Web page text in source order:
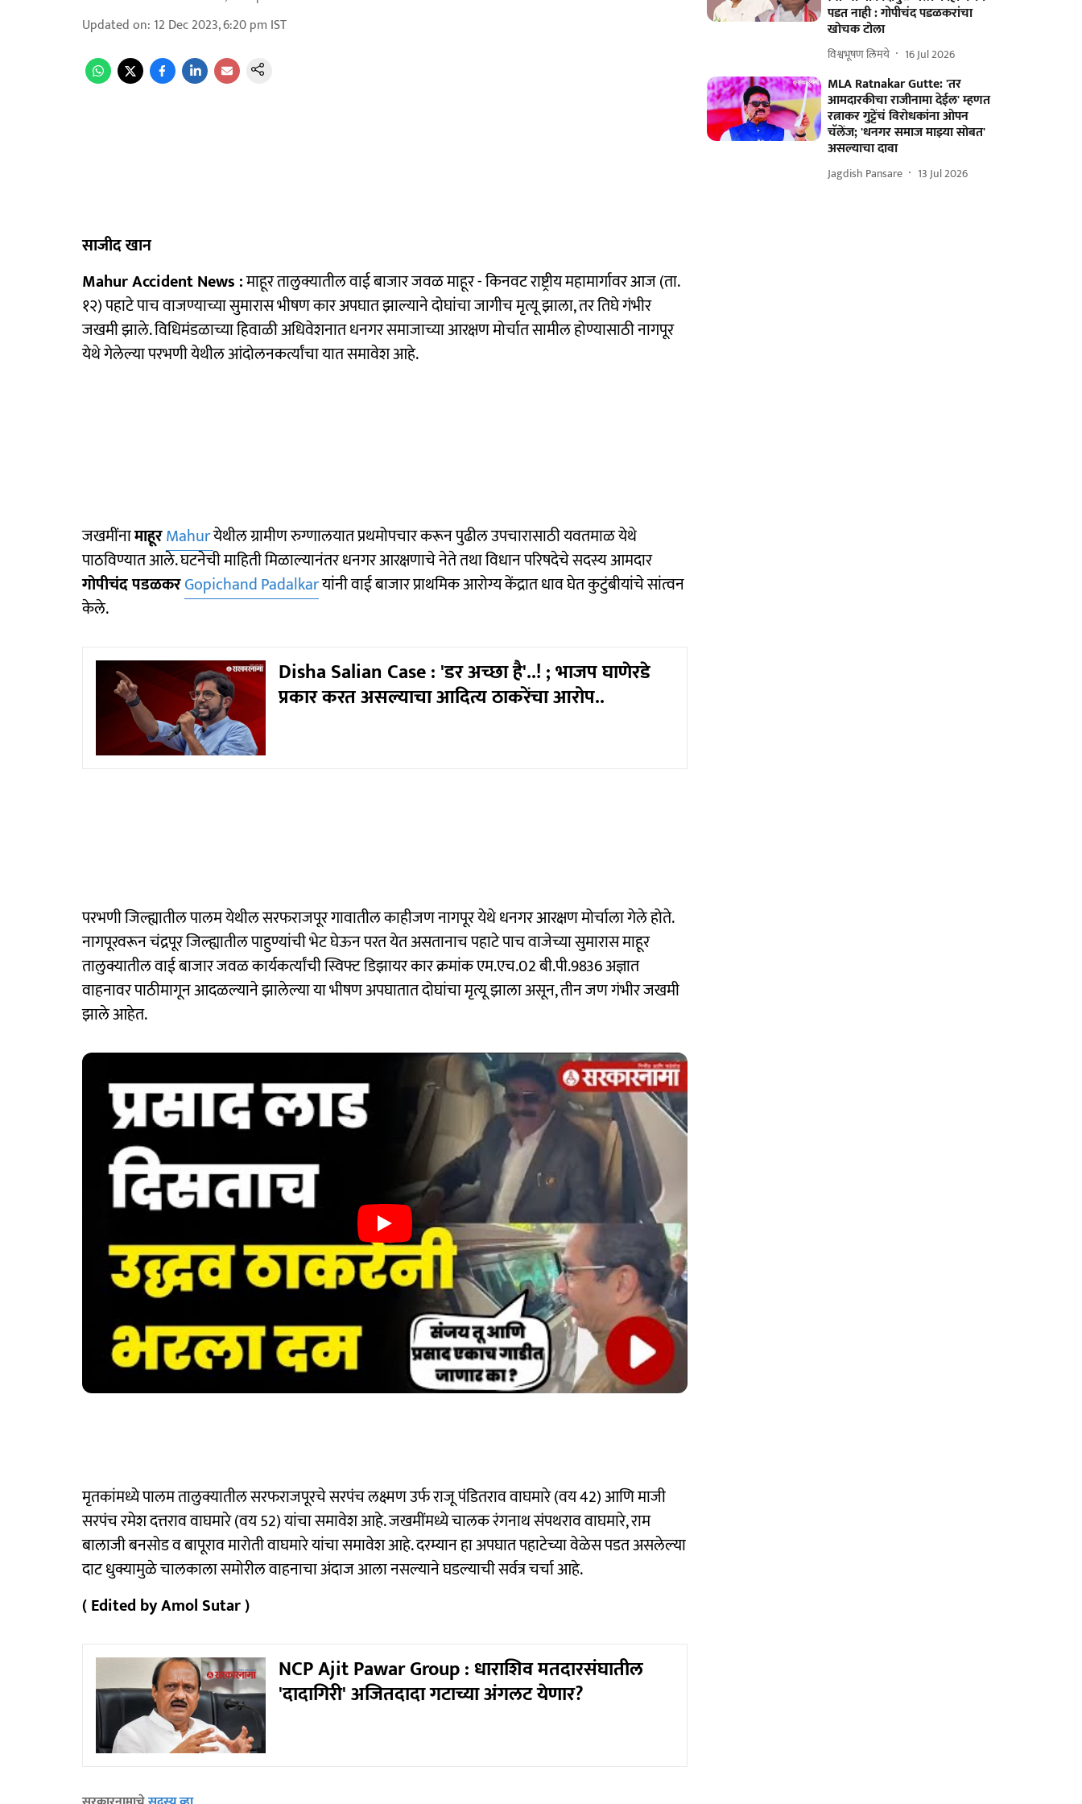
Updated on: 12 Dec 2023, 6:20 pm IST
साजीद खान
Mahur Accident News :माहूर तालुक्यातील वाई बाजार जवळ माहूर - किनवट राष्ट्रीय महामार्गावर आज (ता.
१२) पहाटे पाच वाजण्याच्या सुमारास भीषण कार अपघात झाल्याने दोघांचा जागीच मृत्यू झाला, तर तिघे गंभीर
जखमी झाले. विधिमंडळाच्या हिवाळी अधिवेशनात धनगर समाजाच्या आरक्षण मोर्चात सामील होण्यासाठी नागपूर
येथे गेलेल्या परभणी येथील आंदोलनकर्त्यांचा यात समावेश आहे.
जखमींनामाहूरMahurयेथील ग्रामीण रुग्णालयात प्रथमोपचार करून पुढील उपचारासाठी यवतमाळ येथे
पाठविण्यात आले. घटनेची माहिती मिळाल्यानंतर धनगर आरक्षणाचे नेते तथा विधान परिषदेचे सदस्य आमदार
गोपीचंद पडळकरGopichand Padalkarयांनी वाई बाजार प्राथमिक आरोग्य केंद्रात धाव घेत कुटुंबीयांचे सांत्वन
केले.
Disha Salian Case : 'डर अच्छा है'..! ; भाजप घाणेरडे
प्रकार करत असल्याचा आदित्य ठाकरेंचा आरोप..
परभणी जिल्ह्यातील पालम येथील सरफराजपूर गावातील काहीजण नागपूर येथे धनगर आरक्षण मोर्चाला गेले होते.
नागपूरवरून चंद्रपूर जिल्ह्यातील पाहुण्यांची भेट घेऊन परत येत असतानाच पहाटे पाच वाजेच्या सुमारास माहूर
तालुक्यातील वाई बाजार जवळ कार्यकर्त्यांची स्विफ्ट डिझायर कार क्रमांक एम.एच.02 बी.पी.9836 अज्ञात
वाहनावर पाठीमागून आदळल्याने झालेल्या या भीषण अपघातात दोघांचा मृत्यू झाला असून, तीन जण गंभीर जखमी
झाले आहेत.
मृतकांमध्ये पालम तालुक्यातील सरफराजपूरचे सरपंच लक्ष्मण उर्फ राजू पंडितराव वाघमारे (वय 42) आणि माजी
सरपंच रमेश दत्तराव वाघमारे (वय 52) यांचा समावेश आहे. जखमींमध्ये चालक रंगनाथ संपथराव वाघमारे, राम
बालाजी बनसोड व बापूराव मारोती वाघमारे यांचा समावेश आहे. दरम्यान हा अपघात पहाटेच्या वेळेस पडत असलेल्या
दाट धुक्यामुळे चालकाला समोरील वाहनाचा अंदाज आला नसल्याने घडल्याची सर्वत्र चर्चा आहे.
( Edited by Amol Sutar )
NCP Ajit Pawar Group : धाराशिव मतदारसंघातील
'दादागिरी' अजितदादा गटाच्या अंगलट येणार?
पडत नाही : गोपीचंद पडळकरांचा
खोचक टोला
विश्वभूषण लिमये 16 Jul 2026
MLA Ratnakar Gutte: 'तर
आमदारकीचा राजीनामा देईल' म्हणत
रत्नाकर गुट्टेंचं विरोधकांना ओपन
चॅलेंज; 'धनगर समाज माझ्या सोबत'
असल्याचा दावा
Jagdish Pansare 13 Jul 2026